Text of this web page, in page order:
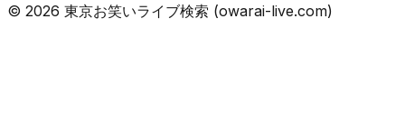
© 2026 東京お笑いライブ検索 (owarai-live.com)